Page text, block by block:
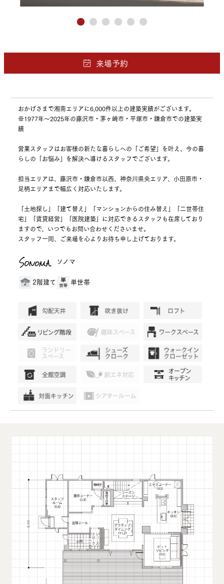
おかげさまで湘南エリアに6,000件以上の建築実績がございます。
※1977年～2025年の藤沢市・茅ヶ崎市・平塚市・鎌倉市での建築実
績
営業スタッフはお客様の新たな暮らしへの「ご希望」を叶え、今の暮
らしの「お悩み」を解決へ導けるスタッフでございます。
担当エリアは、藤沢市・鎌倉市以西、神奈川県央エリア、小田原市・
足柄エリアまで幅広く対応いたします。
「土地探し」「建て替え」「マンションからの住み替え」「二世帯住
宅」「賃貸経営」「医院建築」に対応できるスタッフも在席しており
ますので、いつでもお問い合わせくださいませ。
スタッフ一同、ご来場を心よりお待ち申し上げております。
ソノマ
2階建て 単世帯